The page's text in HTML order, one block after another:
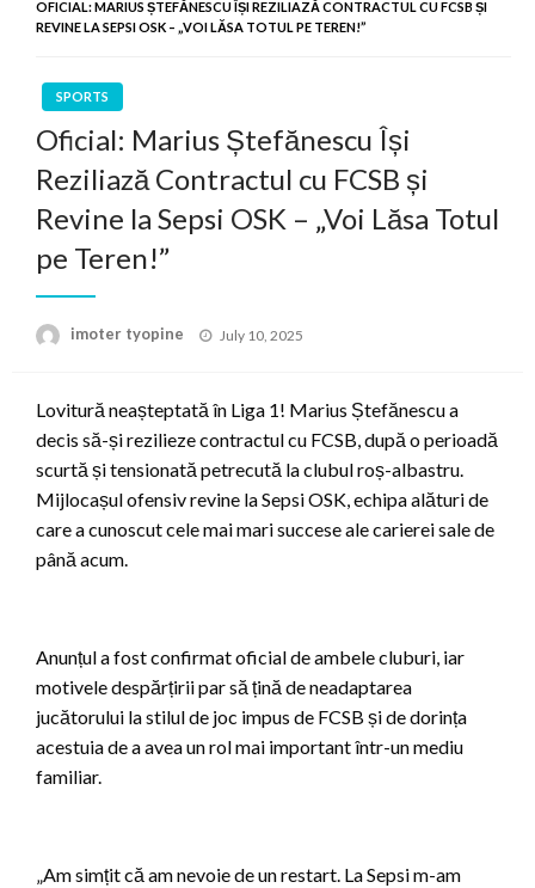
OFICIAL: MARIUS ȘTEFĂNESCU ÎȘI REZILIAZĂ CONTRACTUL CU FCSB ȘI
REVINE LA SEPSI OSK – „VOI LĂSA TOTUL PE TEREN!”
SPORTS
Oficial: Marius Ștefănescu Își
Reziliază Contractul cu FCSB și
Revine la Sepsi OSK – „Voi Lăsa Totul
pe Teren!”
imoter tyopine
Posted
July 10, 2025
Lovitură neașteptată în Liga 1! Marius Ștefănescu a
decis să-și rezilieze contractul cu FCSB, după o perioadă
scurtă și tensionată petrecută la clubul roș-albastru.
Mijlocașul ofensiv revine la Sepsi OSK, echipa alături de
care a cunoscut cele mai mari succese ale carierei sale de
până acum.
Anunțul a fost confirmat oficial de ambele cluburi, iar
motivele despărțirii par să țină de neadaptarea
jucătorului la stilul de joc impus de FCSB și de dorința
acestuia de a avea un rol mai important într-un mediu
familiar.
„Am simțit că am nevoie de un restart. La Sepsi m-am